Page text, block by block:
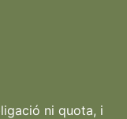
ni quota, i